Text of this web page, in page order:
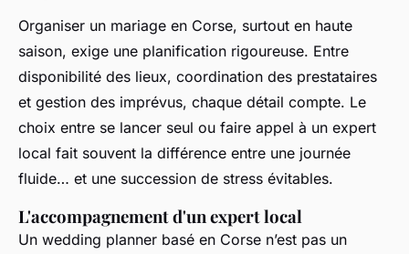
Organiser un mariage en Corse, surtout en haute
saison, exige une planification rigoureuse. Entre
disponibilité des lieux, coordination des prestataires
et gestion des imprévus, chaque détail compte. Le
choix entre se lancer seul ou faire appel à un expert
local fait souvent la différence entre une journée
fluide… et une succession de stress évitables.
L'accompagnement d'un expert local
Un wedding planner basé en Corse n’est pas un